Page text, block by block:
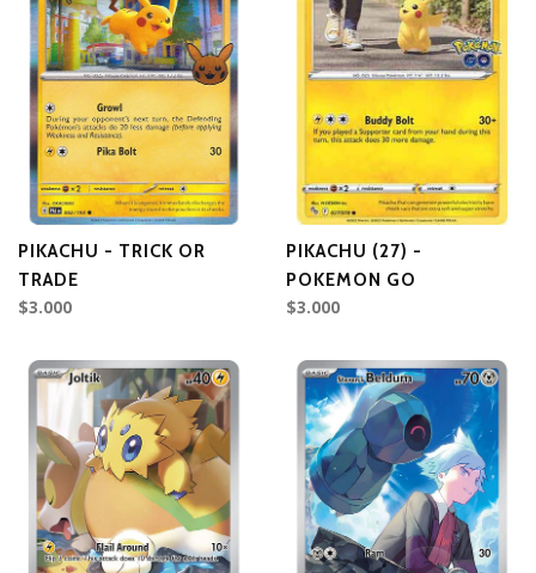
PIKACHU - TRICK OR
TRADE
$3.000
PIKACHU (27) -
POKEMON GO
$3.000